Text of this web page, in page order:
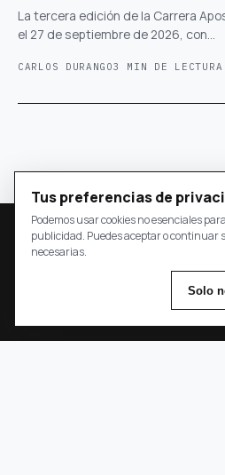
La tercera edición de la Carrera
el 27 de septiembre de 2026, con…
CARLOS DURANGO3 MIN DE LECTURA
esopinión
Un medio colombiano que pone las
Tus preferencias de
Podemos usar cookies no esenciales
publicidad. Puedes aceptar o continuar
necesarias.
Solo